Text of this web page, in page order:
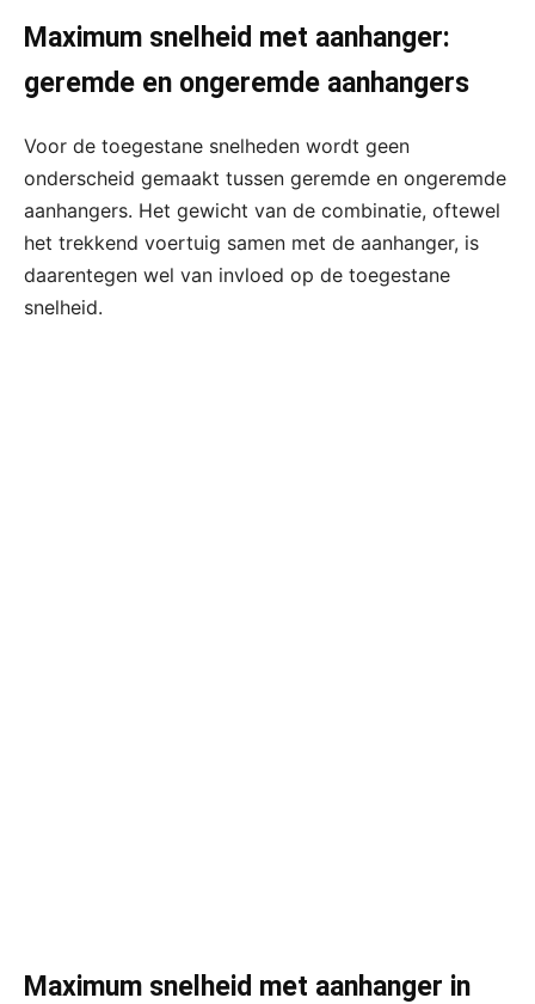
Maximum snelheid met aanhanger:
geremde en ongeremde aanhangers
Voor de toegestane snelheden wordt geen
onderscheid gemaakt tussen geremde en ongeremde
aanhangers. Het gewicht van de combinatie, oftewel
het trekkend voertuig samen met de aanhanger, is
daarentegen wel van invloed op de toegestane
snelheid.
Maximum snelheid met aanhanger in